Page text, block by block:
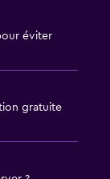
éviter
gratuite